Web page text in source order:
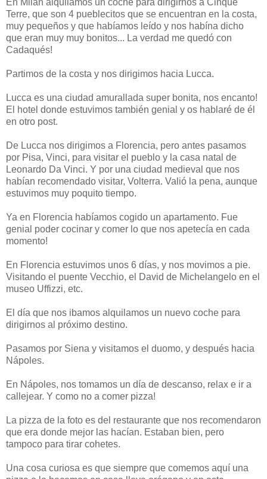
Terre, que son 4 pueblecitos que se encuentran en la costa,
muy pequeños y que habíamos leído y nos habína dicho
que eran muy muy bonitos... La verdad me quedó con
Cadaqués!
Partimos de la costa y nos dirigimos hacia Lucca.
Lucca es una ciudad amurallada super bonita, nos encanto!
El hotel donde estuvimos también genial y os hablaré de él
en otro post.
De Lucca nos dirigimos a Florencia, pero antes pasamos
por Pisa, Vinci, para visitar el pueblo y la casa natal de
Leonardo Da Vinci. Y por una ciudad medieval que nos
habían recomendado visitar, Volterra. Valió la pena, aunque
estuvimos muy poquito tiempo.
Ya en Florencia habíamos cogido un apartamento. Fue
genial poder cocinar y comer lo que nos apetecía en cada
momento!
En Florencia estuvimos unos 6 días, y nos movimos a pie.
Visitando el puente Vecchio, el David de Michelangelo en el
museo Uffizzi, etc.
El día que nos ibamos alquilamos un nuevo coche para
dirigirnos al próximo destino.
Pasamos por Siena y visitamos el duomo, y después hacia
Nápoles.
En Nápoles, nos tomamos un día de descanso, relax e ir a
callejear. Y como no a comer pizza!
La pizza de la foto es del restaurante que nos recomendaron
que era donde mejor las hacían. Estaban bien, pero
tampoco para tirar cohetes.
Una cosa curiosa es que siempre que comemos aquí una